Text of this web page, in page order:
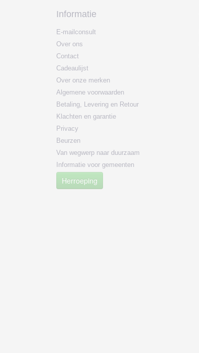
Informatie
E-mailconsult
Over ons
Contact
Cadeaulijst
Over onze merken
Algemene voorwaarden
Betaling, Levering en Retour
Klachten en garantie
Privacy
Beurzen
Van wegwerp naar duurzaam
Informatie voor gemeenten
Herroeping